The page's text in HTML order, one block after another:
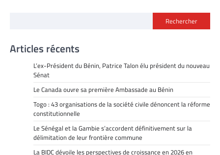
Rechercher
Articles récents
L’ex-Président du Bénin, Patrice Talon élu président du nouveau
Sénat
Le Canada ouvre sa première Ambassade au Bénin
Togo : 43 organisations de la société civile dénoncent la réforme
constitutionnelle
Le Sénégal et la Gambie s’accordent définitivement sur la
délimitation de leur frontière commune
La BIDC dévoile les perspectives de croissance en 2026 en